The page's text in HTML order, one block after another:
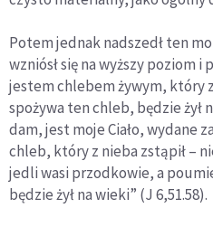
Potem jednak nadszedł ten
wzniósł się na wyższy poziom i
jestem chlebem żywym, który
spożywa ten chleb, będzie żył
dam, jest moje Ciało, wydane
chleb, który z nieba zstąpił –
jedli wasi przodkowie, a
będzie żył na wieki” (J 6,51.58).